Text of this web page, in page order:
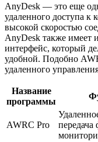
AnyDesk — это еще
удаленного доступа к
высокой скоростью
AnyDesk также имеет
интерфейс, который
удобной. Подобно
удаленного
Название
программы
AWRC Pro
передача